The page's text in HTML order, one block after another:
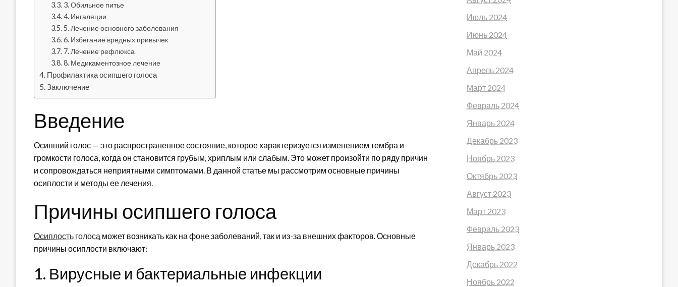
3. Обильное питье
4. Ингаляции
5. Лечение основного заболевания
6. Избегание вредных привычек
7. Лечение рефлюкса
8. Медикаментозное лечение
Профилактика осипшего голоса
Заключение
Введение
Осипший голос — это распространенное состояние, которое характеризуется изменением тембра и
громкости голоса, когда он становится грубым, хриплым или слабым. Это может произойти по ряду причин
и сопровождаться неприятными симптомами. В данной статье мы рассмотрим основные причины
осиплости и методы ее лечения.
Причины осипшего голоса
Осиплость голоса может возникать как на фоне заболеваний, так и из-за внешних факторов. Основные
причины осиплости включают:
1. Вирусные и бактериальные инфекции
Июль 2024
Июнь 2024
Май 2024
Апрель 2024
Март 2024
Февраль 2024
Январь 2024
Декабрь 2023
Ноябрь 2023
Октябрь 2023
Август 2023
Март 2023
Февраль 2023
Январь 2023
Декабрь 2022
Ноябрь 2022